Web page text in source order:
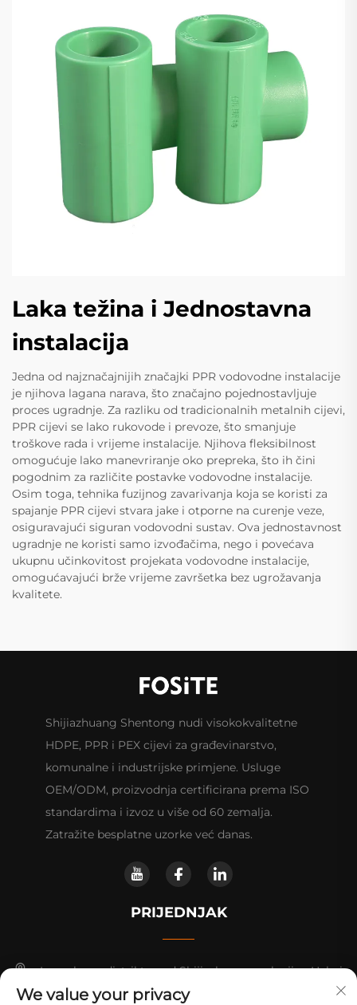
Laka težina i Jednostavna
instalacija
Jedna od najznačajnijih značajki PPR vodovodne instalacije
je njihova lagana narava, što značajno pojednostavljuje
proces ugradnje. Za razliku od tradicionalnih metalnih cijevi,
PPR cijevi se lako rukovode i prevoze, što smanjuje
troškove rada i vrijeme instalacije. Njihova fleksibilnost
omogućuje lako manevriranje oko prepreka, što ih čini
pogodnim za različite postavke vodovodne instalacije.
Osim toga, tehnika fuzijnog zavarivanja koja se koristi za
spajanje PPR cijevi stvara jake i otporne na curenje veze,
osiguravajući siguran vodovodni sustav. Ova jednostavnost
ugradnje ne koristi samo izvođačima, nego i povećava
ukupnu učinkovitost projekata vodovodne instalacije,
omogućavajući brže vrijeme završetka bez ugrožavanja
kvalitete.
Shijiazhuang Shentong nudi visokokvalitetne
HDPE, PPR i PEX cijevi za građevinarstvo,
komunalne i industrijske primjene. Usluge
OEM/ODM, proizvodnja certificirana prema ISO
standardima i izvoz u više od 60 zemalja.
Zatražite besplatne uzorke već danas.
PRIJEDNJAK
Luancheng distrikt, grad Shijiazhuang, pokrajina Hebei.
We value your privacy